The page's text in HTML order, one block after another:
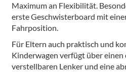
Maximum an Flexibilität.
erste Geschwisterboard mit
Fahrposition.
Für Eltern auch praktisch und
Kinderwagen verfügt über einen
verstellbaren Lenker und eine